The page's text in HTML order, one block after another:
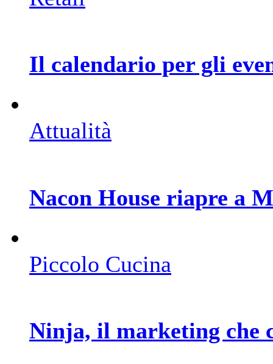
Il calendario per gli
Attualità
Nacon House riapre a
Piccolo Cucina
Ninja, il marketing che